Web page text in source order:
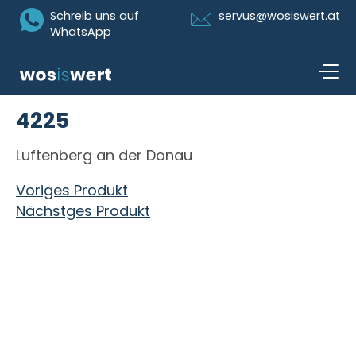
Icon Whatsapp
Schreib uns auf
WhatsApp
Icon Email
servus@wosiswert.at
4225
Luftenberg an der Donau
Beitragsnavigation
Voriges Produkt
Nächstges Produkt